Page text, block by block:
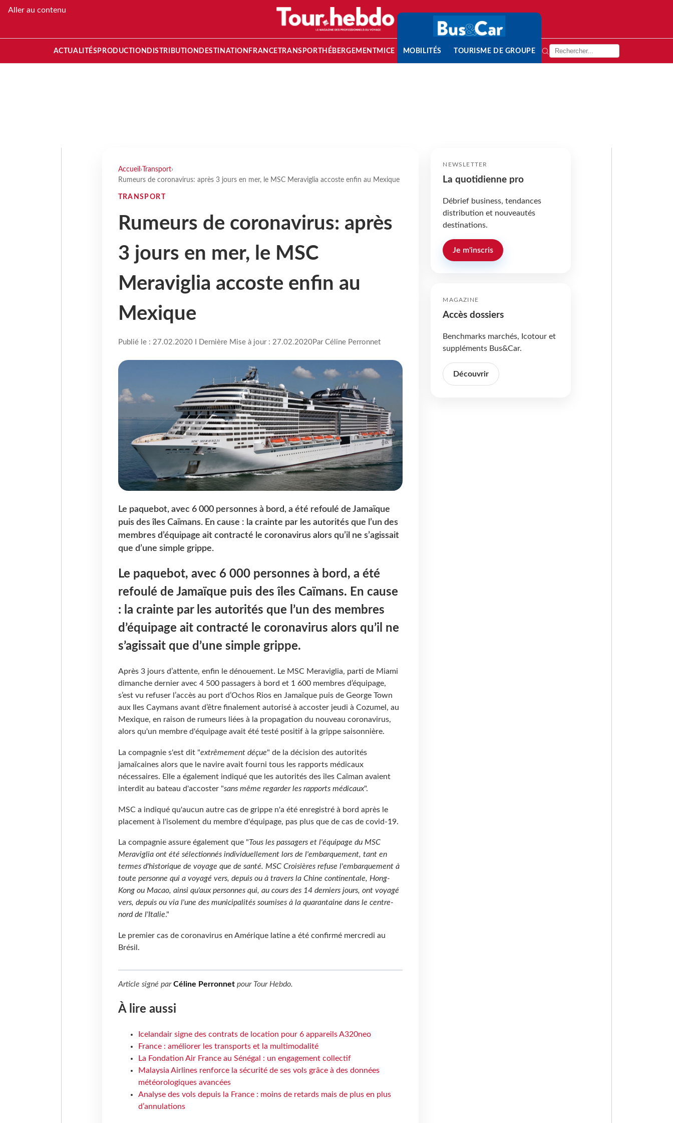
Aller au contenu
ACTUALITÉS PRODUCTION DISTRIBUTION DESTINATION FRANCETRANSPORT HÉBERGEMENTMICE MOBILITÉS TOURISME DE GROUPE
Accueil › Transport›
Rumeurs de coronavirus: après 3 jours en mer, le MSC Meraviglia accoste enfin au Mexique
TRANSPORT
Rumeurs de coronavirus: après
3 jours en mer, le MSC
Meraviglia accoste enfin au
Mexique
Publié le : 27.02.2020 I Dernière Mise à jour : 27.02.2020Par Céline Perronnet
Le paquebot, avec 6 000 personnes à bord, a été refoulé de Jamaïque
puis des îles Caïmans. En cause : la crainte par les autorités que l’un des
membres d’équipage ait contracté le coronavirus alors qu’il ne s’agissait
que d’une simple grippe.
Le paquebot, avec 6 000 personnes à bord, a été
refoulé de Jamaïque puis des îles Caïmans. En cause
: la crainte par les autorités que l’un des membres
d’équipage ait contracté le coronavirus alors qu’il ne
s’agissait que d’une simple grippe.
Après 3 jours d’attente, enfin le dénouement. Le MSC Meraviglia, parti de Miami
dimanche dernier avec 4 500 passagers à bord et 1 600 membres d’équipage,
s’est vu refuser l’accès au port d’Ochos Rios en Jamaïque puis de George Town
aux Iles Caymans avant d’être finalement autorisé à accoster jeudi à Cozumel, au
Mexique, en raison de rumeurs liées à la propagation du nouveau coronavirus,
alors qu'un membre d'équipage avait été testé positif à la grippe saisonnière.
La compagnie s'est dit "extrêmement déçue" de la décision des autorités
jamaïcaines alors que le navire avait fourni tous les rapports médicaux
nécessaires. Elle a également indiqué que les autorités des îles Caïman avaient
interdit au bateau d'accoster "sans même regarder les rapports médicaux".
MSC a indiqué qu'aucun autre cas de grippe n'a été enregistré à bord après le
placement à l'isolement du membre d'équipage, pas plus que de cas de covid-19.
La compagnie assure également que "Tous les passagers et l'équipage du MSC
Meraviglia ont été sélectionnés individuellement lors de l'embarquement, tant en
termes d'historique de voyage que de santé. MSC Croisières refuse l'embarquement à
toute personne qui a voyagé vers, depuis ou à travers la Chine continentale, Hong-
Kong ou Macao, ainsi qu'aux personnes qui, au cours des 14 derniers jours, ont voyagé
vers, depuis ou via l'une des municipalités soumises à la quarantaine dans le centre-
nord de l'Italie."
Le premier cas de coronavirus en Amérique latine a été confirmé mercredi au
Brésil.
Article signé parCéline Perronnetpour Tour Hebdo.
À lire aussi
Icelandair signe des contrats de location pour 6 appareils A320neo
France : améliorer les transports et la multimodalité
La Fondation Air France au Sénégal : un engagement collectif
Malaysia Airlines renforce la sécurité de ses vols grâce à des données
météorologiques avancées
Analyse des vols depuis la France : moins de retards mais de plus en plus
d’annulations
NEWSLETTER
La quotidienne pro
Débrief business, tendances
distribution et nouveautés
destinations.
Je m'inscris
MAGAZINE
Accès dossiers
Benchmarks marchés, Icotour et
suppléments Bus&Car.
Découvrir